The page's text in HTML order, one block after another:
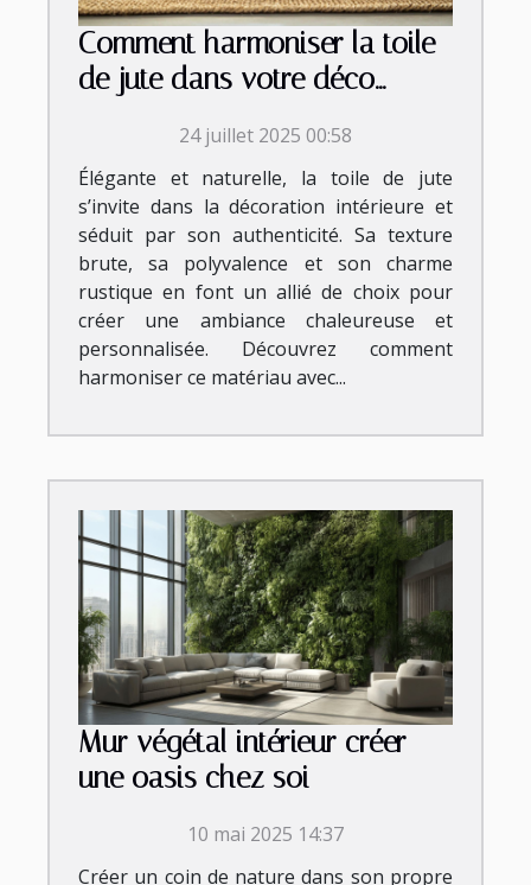
Comment harmoniser la toile
de jute dans votre déco
24 juillet 2025 00:58
Élégante et naturelle, la toile de jute
s’invite dans la décoration intérieure et
séduit par son authenticité. Sa texture
brute, sa polyvalence et son charme
rustique en font un allié de choix pour
créer une ambiance chaleureuse et
personnalisée. Découvrez comment
harmoniser ce matériau avec...
Mur végétal intérieur créer
une oasis chez soi
10 mai 2025 14:37
Créer un coin de nature dans son propre